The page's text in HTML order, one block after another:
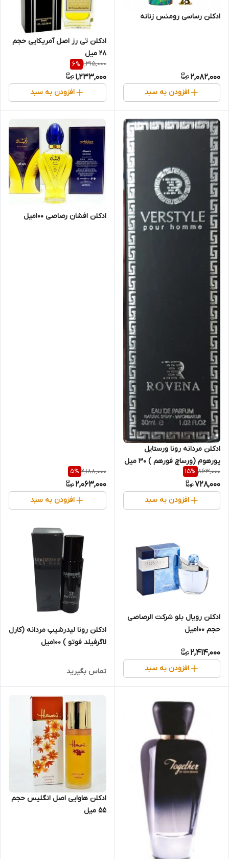
ادکلن رساسی رومنس زنانه
2,082,000
افزودن به سبد
ادکلن تی رز اصل آمریکایی حجم
28 میل
1,315,000
6%
1,233,000
افزودن به سبد
ادکلن مردانه رونا ورستایل
پورهوم (ورساچ فورهم ) 30 میل
863,000
15%
728,000
افزودن به سبد
ادکلن افشان رصاصی 100میل
2,188,000
5%
2,063,000
افزودن به سبد
ادکلن رویال بلو شرکت الرصاصی
حجم 100میل
2,414,000
افزودن به سبد
ادکلن رونا لیدرشیپ مردانه (کارل
لاگرفیلد فوتو ) 100میل
تماس بگیرید
ادکلن هاوایی اصل انگلیس حجم
55 میل